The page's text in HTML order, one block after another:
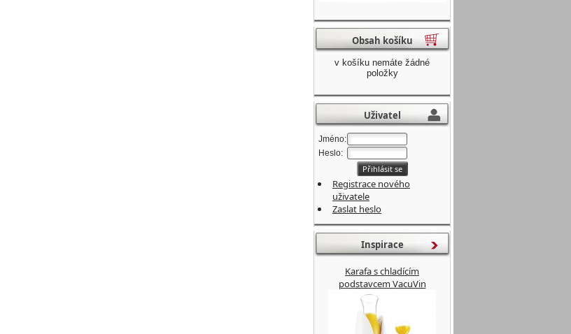
Obsah košíku
v košíku nemáte žádné
položky
Uživatel
Jméno:
Heslo:
Registrace nového
uživatele
Zaslat heslo
Inspirace
Karafa s chladícím
podstavcem VacuVin